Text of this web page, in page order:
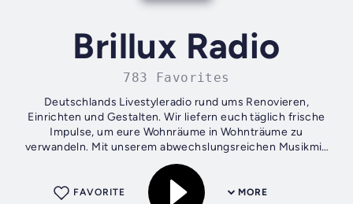
Brillux Radio
783 Favorites
Deutschlands Livestyleradio rund ums Renovieren,
Einrichten und Gestalten. Wir liefern euch täglich frische
Impulse, um eure Wohnräume in Wohnträume zu
verwandeln. Mit unserem abwechslungsreichen Musikmix
sind wir hörbar inspirirend - so klingt...
MORE
FAVORITE